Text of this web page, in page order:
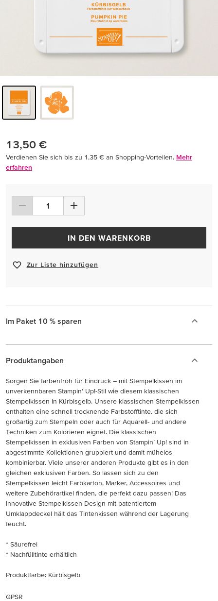
13,50 €
Verdienen Sie sich bis zu 1,35 € an Shopping-Vorteilen. Mehr
erfahren
IN DEN WARENKORB
Zur Liste hinzufügen
Im Paket 10 % sparen
Produktangaben
Sorgen Sie farbenfroh für Eindruck – mit Stempelkissen im
unverkennbaren Stampin’ Up!-Stil wie diesem klassischen
Stempelkissen in Kürbisgelb. Unsere klassischen Stempelkissen
enthalten eine schnell trocknende Farbstofftinte, die sich
großartig zum Stempeln oder auch für Aquarell- und andere
Techniken zum Kolorieren eignet. Die klassischen
Stempelkissen in exklusiven Farben von Stampin’ Up! sind in
abgestimmte Kollektionen gruppiert und damit mühelos
kombinierbar. Viele unserer anderen Produkte gibt es in den
gleichen exklusiven Farben. So lassen sich zu den
Stempelkissen leicht Farbkarton, Marker, Accessoires und
weitere Zubehörartikel finden, die perfekt dazu passen! Das
innovative Stempelkissen-Design mit patentiertem
Umklappdeckel hält das Tintenkissen während der Lagerung
feucht.
* Säurefrei
* Nachfülltinte erhältlich
Produktfarbe: Kürbisgelb
GPSR